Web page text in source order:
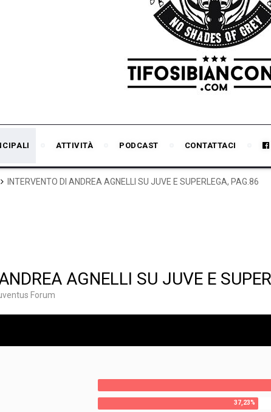
ATTIVITÀ PODCAST CONTATTACI
INTERVENTO DI ANDREA AGNELLI SU JUVE E SUPERLEGA, PAG.86
AGNELLI SU JUVE E
Forum